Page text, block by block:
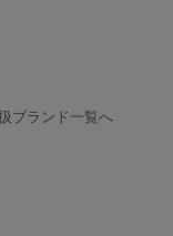
ブランド一覧へ